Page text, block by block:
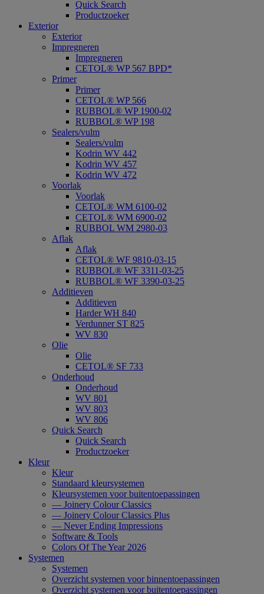
Quick Search
Productzoeker
Exterior
Exterior
Impregneren
Impregneren
CETOL® WP 567 BPD*
Primer
Primer
CETOL® WP 566
RUBBOL® WP 1900-02
RUBBOL® WP 198
Sealers/vulm
Sealers/vulm
Kodrin WV 442
Kodrin WV 457
Kodrin WV 472
Voorlak
Voorlak
CETOL® WM 6100-02
CETOL® WM 6900-02
RUBBOL WM 2980-03
Aflak
Aflak
CETOL® WF 9810-03-15
RUBBOL® WF 3311-03-25
RUBBOL® WF 3390-03-25
Additieven
Additieven
Harder WH 840
Verdunner ST 825
WV 830
Olie
Olie
CETOL® SF 733
Onderhoud
Onderhoud
WV 801
WV 803
WV 806
Quick Search
Quick Search
Productzoeker
Kleur
Kleur
Standaard kleursystemen
Kleursystemen voor buitentoepassingen
— Joinery Colour Classics
— Joinery Colour Classics Plus
— Never Ending Impressions
Software & Tools
Colors Of The Year 2026
Systemen
Systemen
Overzicht systemen voor binnentoepassingen
Overzicht systemen voor buitentoepassingen